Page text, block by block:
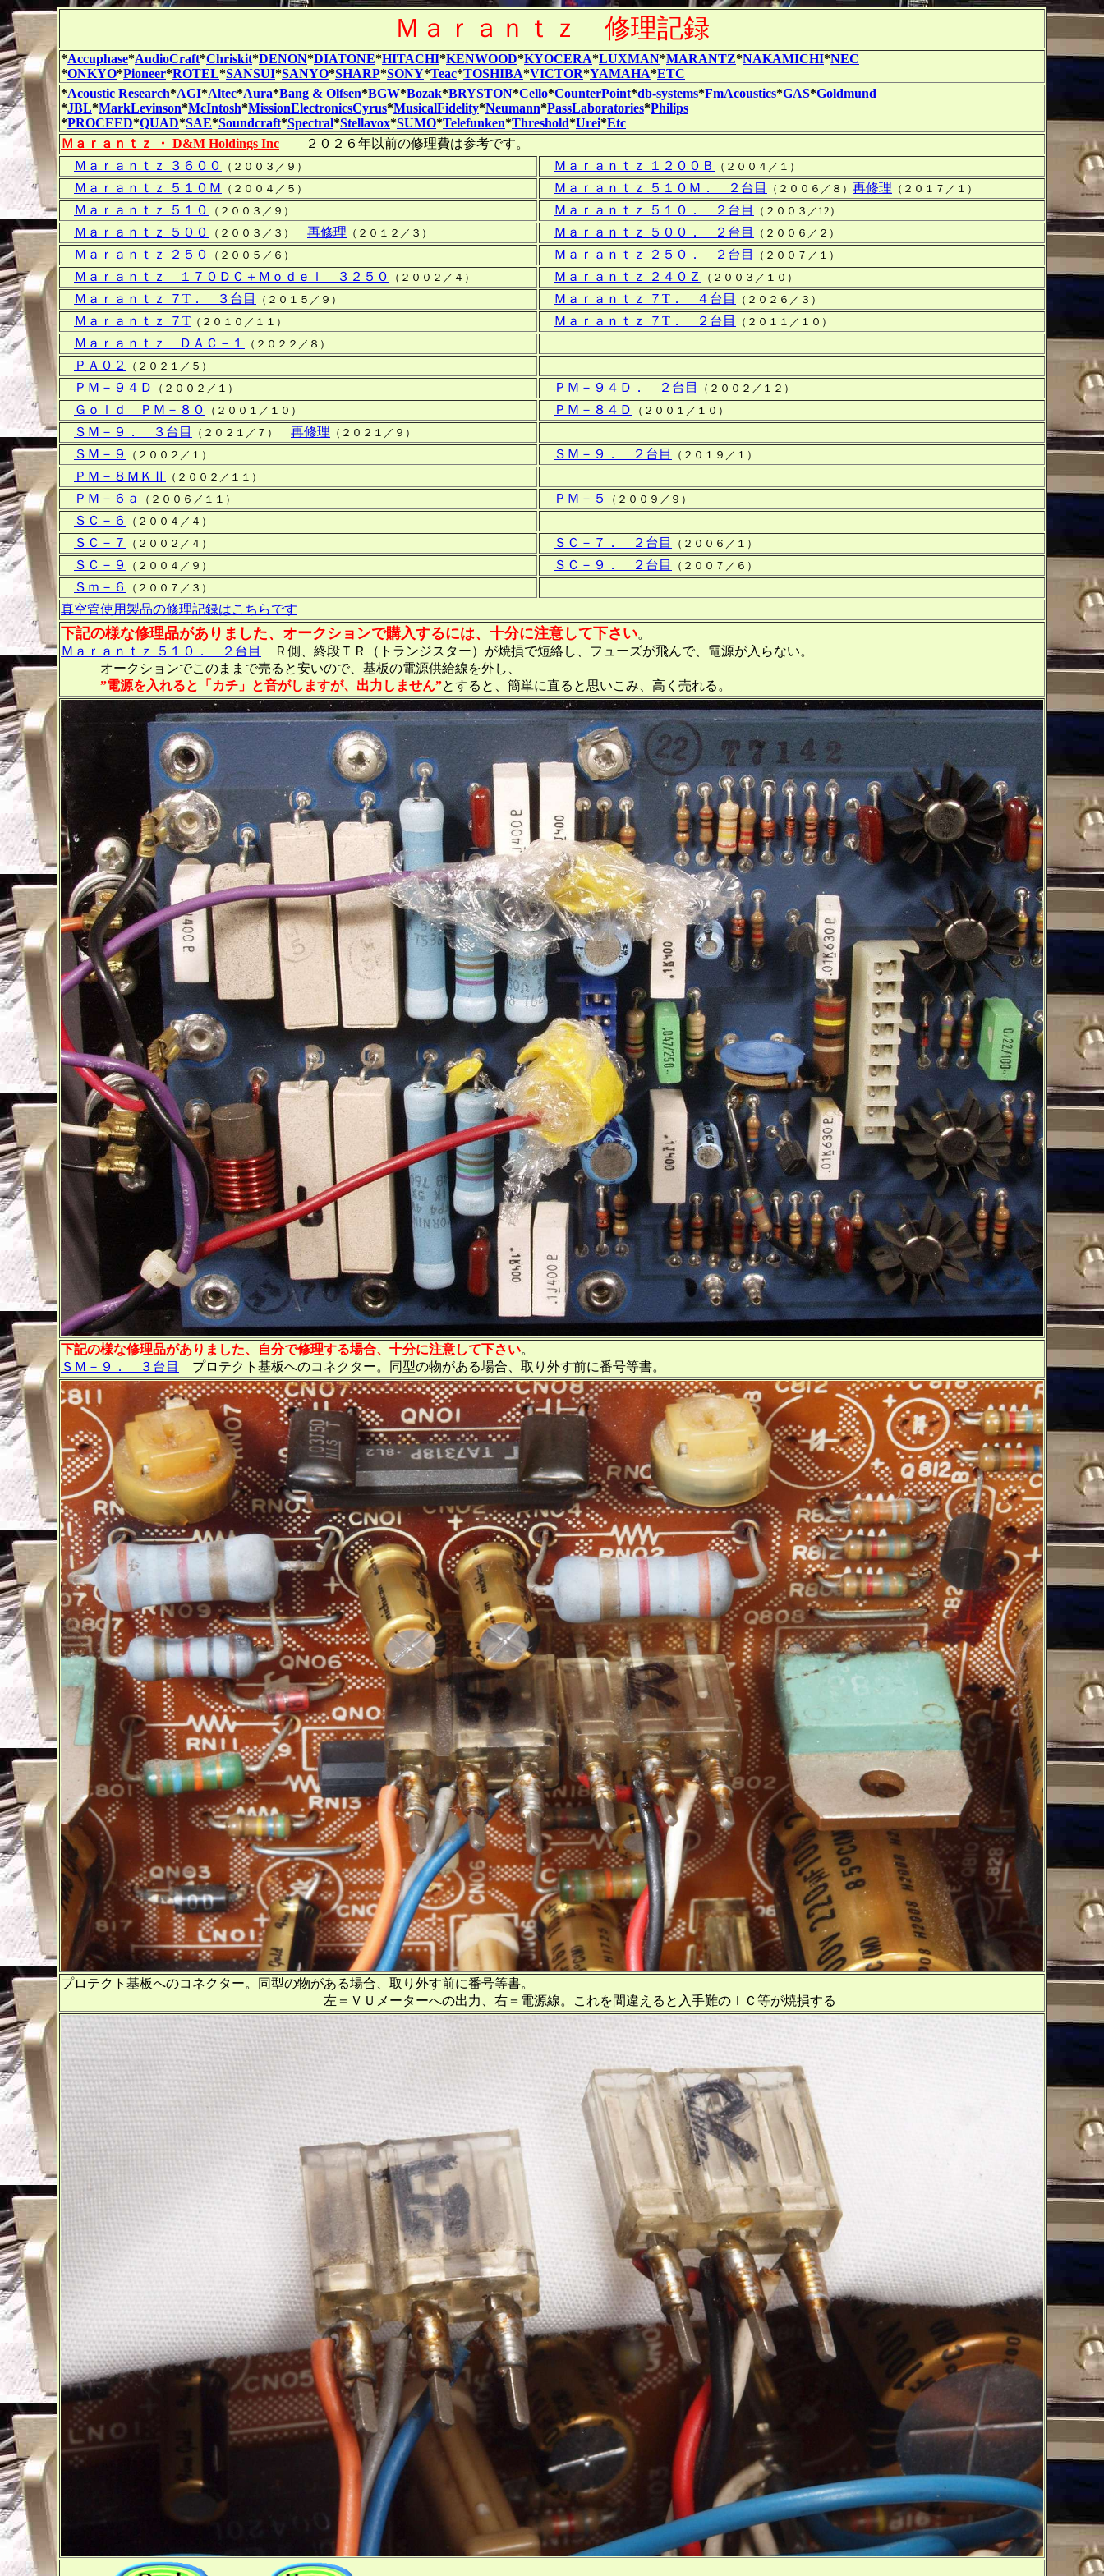
Ｍａｒａｎｔｚ 修理記録
*Accuphase*AudioCraft*Chriskit*DENON*DIATONE*HITACHI*KENWOOD*KYOCERA*LUXMAN*MARANTZ*NAKAMICHI*NEC
*ONKYO*Pioneer*ROTEL*SANSUI*SANYO*SHARP*SONY*Teac*TOSHIBA*VICTOR*YAMAHA*ETC
*Acoustic Research*AGI*Altec*Aura*Bang & Olfsen*BGW*Bozak*BRYSTON*Cello*CounterPoint*db-systems*FmAcoustics*GAS*Goldmund
*JBL*MarkLevinson*McIntosh*MissionElectronicsCyrus*MusicalFidelity*Neumann*PassLaboratories*Philips
*PROCEED*QUAD*SAE*Soundcraft*Spectral*Stellavox*SUMO*Telefunken*Threshold*Urei*Etc
Ｍａｒａｎｔｚ ・ D&M Holdings Inc ２０２６年以前の修理費は参考です。
Ｍａｒａｎｔｚ ３６００
（２００３／９） Ｍａｒａｎｔｚ １２００Ｂ （２００４／１）
Ｍａｒａｎｔｚ ５１０Ｍ （２００４／５） Ｍａｒａｎｔｚ ５１０Ｍ． ２台目 （２００６／８） 再修理 （２０１７／１）
Ｍａｒａｎｔｚ ５１０ （２００３／９） Ｍａｒａｎｔｚ ５１０． ２台目 （２００３／12）
Ｍａｒａｎｔｚ ５００ （２００３／３） 再修理 （２０１２／３） Ｍａｒａｎｔｚ ５００． ２台目 （２００６／２）
Ｍａｒａｎｔｚ ２５０ （２００５／６） Ｍａｒａｎｔｚ ２５０． ２台目 （２００７／１）
Ｍａｒａｎｔｚ １７０ＤＣ＋Ｍｏｄｅｌ ３２５０ （２００２／４） Ｍａｒａｎｔｚ ２４０Ｚ （２００３／１０）
Ｍａｒａｎｔｚ ７T． ３台目 （２０１５／９） Ｍａｒａｎｔｚ ７T． ４台目 （２０２６／３）
Ｍａｒａｎｔｚ ７T （２０１０／１１） Ｍａｒａｎｔｚ ７T． ２台目 （２０１１／１０）
Ｍａｒａｎｔｚ ＤＡＣ－１ （２０２２／８）
ＰＡ０２ （２０２１／５）
ＰＭ－９４Ｄ （２００２／１） ＰＭ－９４Ｄ． ２台目 （２００２／１２）
Ｇｏｌｄ ＰＭ－８０ （２００１／１０） ＰＭ－８４Ｄ （２００１／１０）
ＳＭ－９． ３台目 （２０２１／７） 再修理 （２０２１／９）
ＳＭ－９ （２００２／１） ＳＭ－９． ２台目 （２０１９／１）
ＰＭ－８ＭＫⅡ （２００２／１１）
ＰＭ－６ａ （２００６／１１） ＰＭ－５ （２００９／９）
ＳＣ－６ （２００４／４）
ＳＣ－７ （２００２／４） ＳＣ－７． ２台目 （２００６／１）
ＳＣ－９ （２００４／９） ＳＣ－９． ２台目 （２００７／６）
Ｓｍ－６ （２００７／３）
真空管使用製品の修理記録はこちらです
下記の様な修理品がありました、オークションで購入するには、十分に注意して下さい。
Ｍａｒａｎｔｚ ５１０． ２台目
Ｒ側、終段ＴＲ（トランジスター）が焼損で短絡し、フューズが飛んで、電源が入らない。
オークションでこのままで売ると安いので、基板の電源供給線を外し、
”電源を入れると「カチ」と音がしますが、出力しません”とすると、簡単に直ると思いこみ、高く売れる。
下記の様な修理品がありました、自分で修理する場合、十分に注意して下さい。
ＳＭ－９． ３台目
プロテクト基板へのコネクター。同型の物がある場合、取り外す前に番号等書。
プロテクト基板へのコネクター。同型の物がある場合、取り外す前に番号等書。
左＝ＶＵメーターへの出力、右＝電源線。これを間違えると入手難のＩＣ等が焼損する